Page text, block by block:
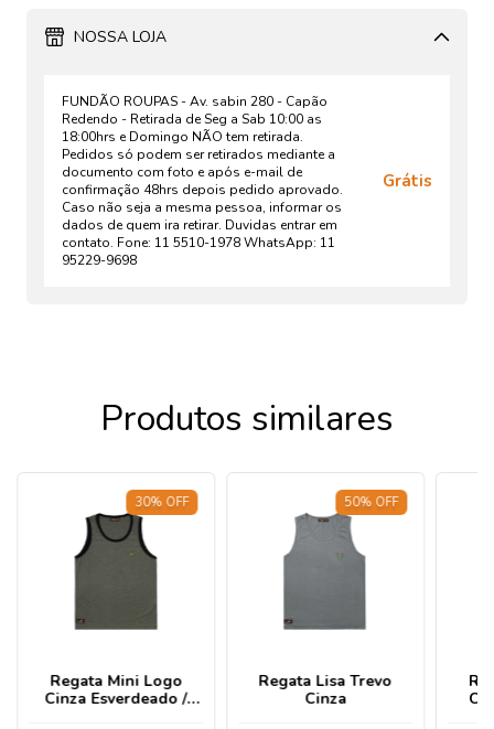
NOSSA LOJA
FUNDÃO ROUPAS - Av. sabin 280 - Capão
Redendo - Retirada de Seg a Sab 10:00 as
18:00hrs e Domingo NÃO tem retirada.
Pedidos só podem ser retirados mediante a
documento com foto e após e-mail de
confirmação 48hrs depois pedido aprovado.
Caso não seja a mesma pessoa, informar os
dados de quem ira retirar. Duvidas entrar em
contato. Fone: 11 5510-1978 WhatsApp: 11
95229-9698
Grátis
Produtos similares
30% OFF
Regata Mini Logo
Cinza Esverdeado /
50% OFF
Regata Lisa Trevo
Cinza